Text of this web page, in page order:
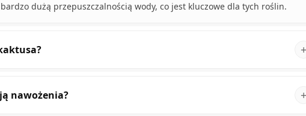
dużą przepuszczalnością wody, co jest kluczowe dla tych roślin.
nawożenia?